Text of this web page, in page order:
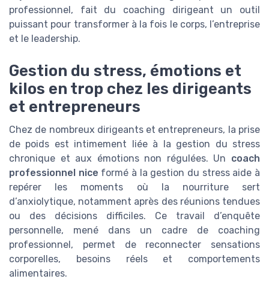
professionnel, fait du coaching dirigeant un outil
puissant pour transformer à la fois le corps, l’entreprise
et le leadership.
Gestion du stress, émotions et
kilos en trop chez les dirigeants
et entrepreneurs
Chez de nombreux dirigeants et entrepreneurs, la prise
de poids est intimement liée à la gestion du stress
chronique et aux émotions non régulées. Un coach
professionnel nice formé à la gestion du stress aide à
repérer les moments où la nourriture sert
d’anxiolytique, notamment après des réunions tendues
ou des décisions difficiles. Ce travail d’enquête
personnelle, mené dans un cadre de coaching
professionnel, permet de reconnecter sensations
corporelles, besoins réels et comportements
alimentaires.